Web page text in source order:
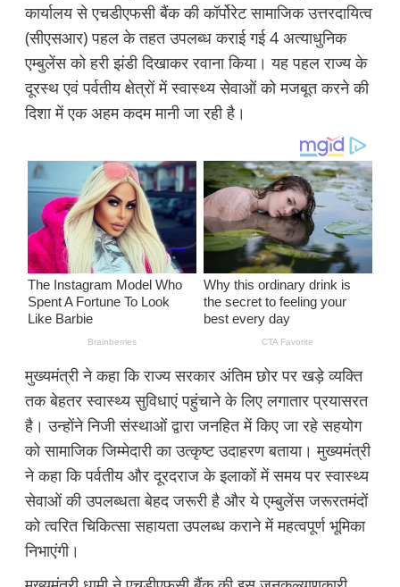
कार्यालय से एचडीएफसी बैंक की कॉर्पोरेट सामाजिक उत्तरदायित्व
(सीएसआर) पहल के तहत उपलब्ध कराई गई 4 अत्याधुनिक
एम्बुलेंस को हरी झंडी दिखाकर रवाना किया। यह पहल राज्य के
दूरस्थ एवं पर्वतीय क्षेत्रों में स्वास्थ्य सेवाओं को मजबूत करने की
दिशा में एक अहम कदम मानी जा रही है।
मुख्यमंत्री ने कहा कि राज्य सरकार अंतिम छोर पर खड़े व्यक्ति
तक बेहतर स्वास्थ्य सुविधाएं पहुंचाने के लिए लगातार प्रयासरत
है। उन्होंने निजी संस्थाओं द्वारा जनहित में किए जा रहे सहयोग
को सामाजिक जिम्मेदारी का उत्कृष्ट उदाहरण बताया। मुख्यमंत्री
ने कहा कि पर्वतीय और दूरदराज के इलाकों में समय पर स्वास्थ्य
सेवाओं की उपलब्धता बेहद जरूरी है और ये एम्बुलेंस जरूरतमंदों
को त्वरित चिकित्सा सहायता उपलब्ध कराने में महत्वपूर्ण भूमिका
निभाएंगी।